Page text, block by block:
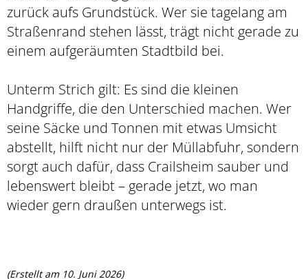
zurück aufs Grundstück. Wer sie tagelang am
Straßenrand stehen lässt, trägt nicht gerade zu
einem aufgeräumten Stadtbild bei.
Unterm Strich gilt: Es sind die kleinen
Handgriffe, die den Unterschied machen. Wer
seine Säcke und Tonnen mit etwas Umsicht
abstellt, hilft nicht nur der Müllabfuhr, sondern
sorgt auch dafür, dass Crailsheim sauber und
lebenswert bleibt – gerade jetzt, wo man
wieder gern draußen unterwegs ist.
(Erstellt am 10. Juni 2026)